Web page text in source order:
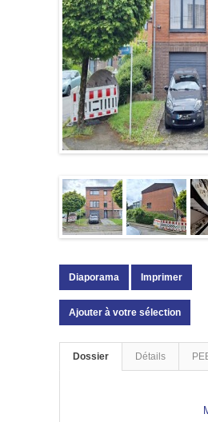
Diaporama Imprimer
Ajouter à votre sélection
Dossier Détails